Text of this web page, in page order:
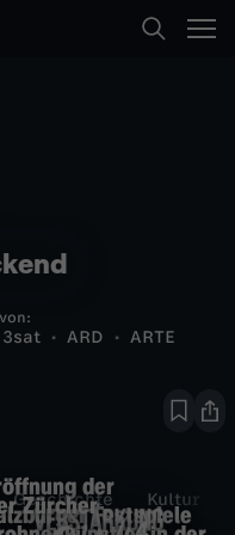
3sat ARD
ARTE
Geschichte Kultur
der
Festspiele
Zürcher